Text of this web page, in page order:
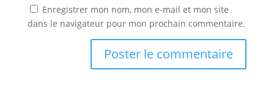
Enregistrer mon nom, mon e-mail et mon site
dans le navigateur pour mon prochain commentaire.